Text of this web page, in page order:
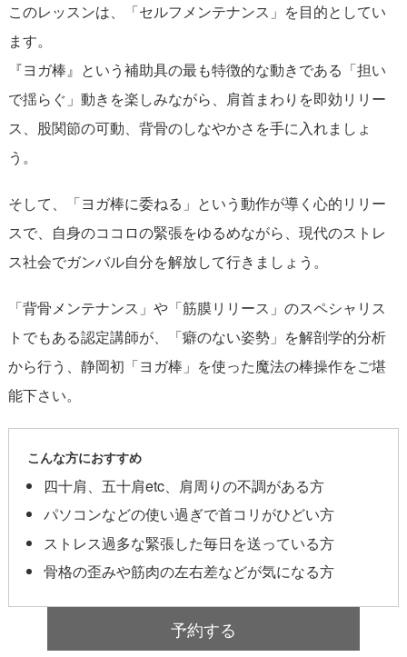
このレッスンは、「セルフメンテナンス」を目的としてい
ます。
『ヨガ棒』という補助具の最も特徴的な動きである「担い
で揺らぐ」動きを楽しみながら、肩首まわりを即効リリー
ス、股関節の可動、背骨のしなやかさを手に入れましょ
う。
そして、「ヨガ棒に委ねる」という動作が導く心的リリー
スで、自身のココロの緊張をゆるめながら、現代のストレ
ス社会でガンバル自分を解放して行きましょう。
「背骨メンテナンス」や「筋膜リリース」のスペシャリス
トでもある認定講師が、「癖のない姿勢」を解剖学的分析
から行う、静岡初「ヨガ棒」を使った魔法の棒操作をご堪
能下さい。
こんな方におすすめ
四十肩、五十肩etc、肩周りの不調がある方
パソコンなどの使い過ぎで首コリがひどい方
ストレス過多な緊張した毎日を送っている方
骨格の歪みや筋肉の左右差などが気になる方
予約する